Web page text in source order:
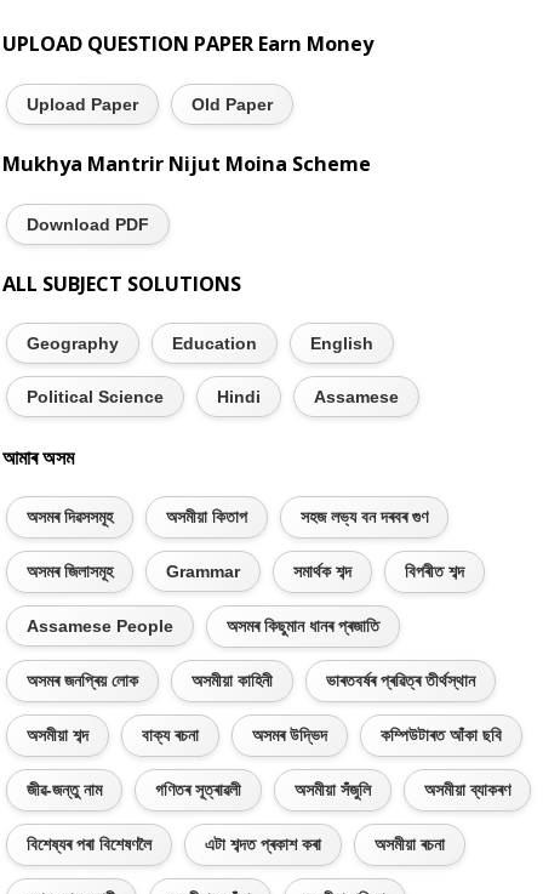
UPLOAD QUESTION PAPER Earn Money
Upload Paper Old Paper
Mukhya Mantrir Nijut Moina Scheme
Download PDF
ALL SUBJECT SOLUTIONS
Geography Education English
Political Science Hindi Assamese
আমাৰ অসম
অসমৰ দিৱসসমূহ অসমীয়া কিতাপ সহজ লভ্য বন দৰবৰ গুণ
অসমৰ জিলাসমূহ Grammar সমাৰ্থক শব্দ বিপৰীত শব্দ
Assamese People অসমৰ কিছুমান ধানৰ প্ৰজাতি
অসমৰ জনপ্ৰিয় লোক অসমীয়া কাহিনী ভাৰতবৰ্ষৰ প্ৰৱিত্ৰ তীৰ্থস্থান
অসমীয়া শব্দ বাক্য ৰচনা অসমৰ উদ্ভিদ কম্পিউটাৰত আঁকা ছবি
জীৱ-জন্তু নাম গণিতৰ সূত্ৰাৱলী অসমীয়া সঁজুলি অসমীয়া ব্যাকৰণ
বিশেষ্যৰ পৰা বিশেষণলৈ এটা শব্দত প্ৰকাশ কৰা অসমীয়া ৰচনা